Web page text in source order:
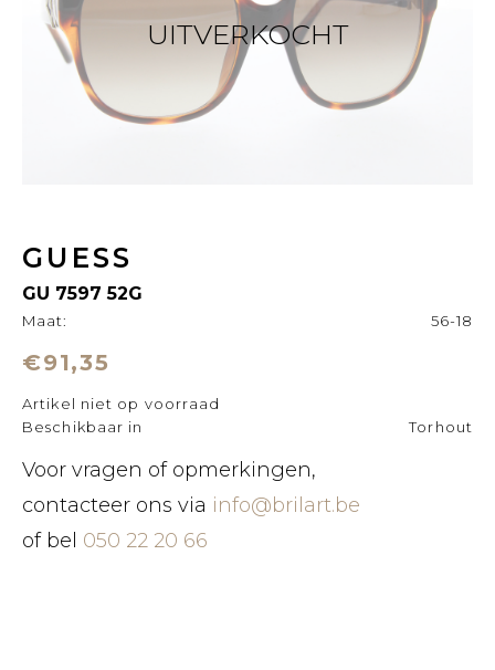
UITVERKOCHT
GUESS
GU 7597 52G
Maat: 56-18
€91,35
Artikel niet op voorraad
Beschikbaar in
Torhout
Voor vragen of opmerkingen,
contacteer ons via info@brilart.be
of bel 050 22 20 66